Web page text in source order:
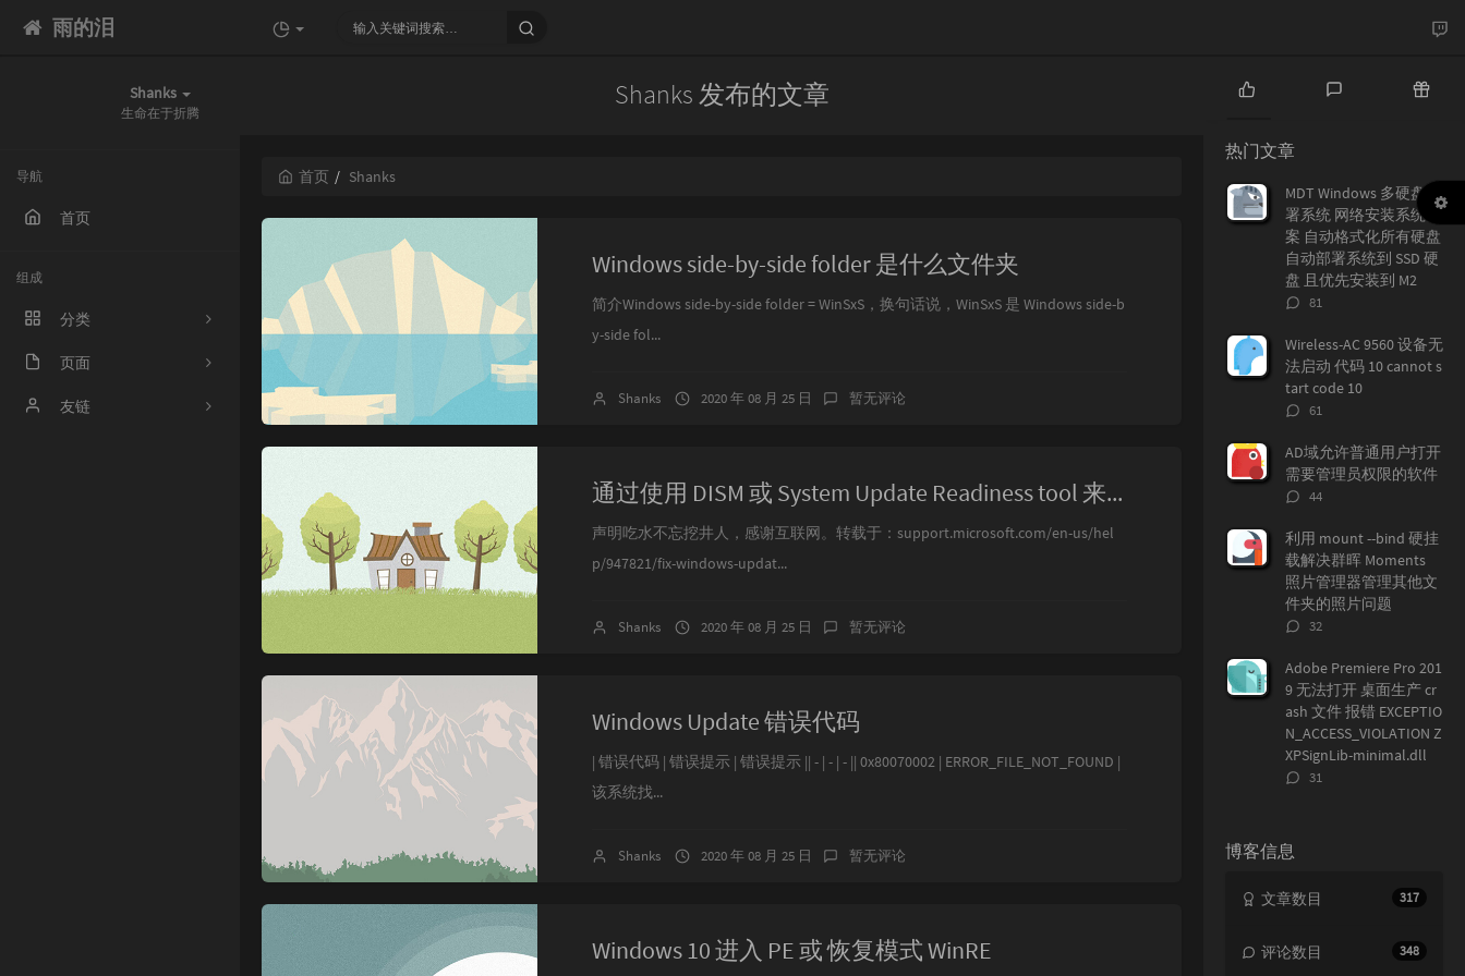
雨的泪
Shanks
生命在于折腾
导航
首页
组成
分类
331
3
页面
关于我
友链
Shanks 发布的文章
首页 Shanks
Windows side-by-side folder 是什么文件夹
简介Windows side-by-side folder = WinSxS，换句话说，WinSxS 是 Windows side-b
y-side fol...
Shanks 2020 年 08 月 25 日 暂无评论
通过使用 DISM 或 System Update Readiness tool 来修复 Windows Update 错误
声明吃水不忘挖井人，感谢互联网。转载于：support.microsoft.com/en-us/hel
p/947821/fix-windows-updat...
Shanks 2020 年 08 月 25 日 暂无评论
Windows Update 错误代码
| 错误代码 | 错误提示 | 错误提示 || - | - | - || 0x80070002 | ERROR_FILE_NOT_FOUND |
该系统找...
Shanks 2020 年 08 月 25 日 暂无评论
Windows 10 进入 PE 或 恢复模式 WinRE
门
文
章
论
章
热门文章
MDT Windows 多硬盘部
署系统 网络安装系统方
案 自动格式化所有硬盘
自动部署系统到 SSD 硬
盘 且优先安装到 M2
评
数：
81
Wireless-AC 9560 设备无
法启动 代码 10 cannot s
tart code 10
评
数：
61
AD域允许普通用户打开
需要管理员权限的软件
评
数：
44
利用 mount --bind 硬挂
载解决群晖 Moments
照片管理器管理其他文
件夹的照片问题
评
数：
32
Adobe Premiere Pro 201
9 无法打开 桌面生产 cr
ash 文件 报错 EXCEPTIO
N_ACCESS_VIOLATION Z
XPSignLib-minimal.dll
评
31
博客信息
317
文章数目
348
评论数目